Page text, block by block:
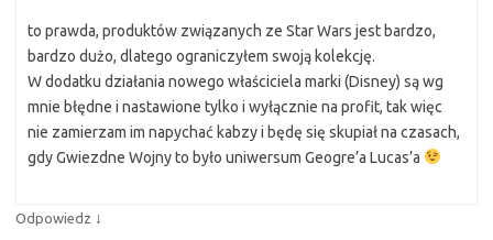
to prawda, produktów związanych ze Star Wars jest bardzo,
bardzo dużo, dlatego ograniczyłem swoją kolekcję.
W dodatku działania nowego właściciela marki (Disney) są wg
mnie błędne i nastawione tylko i wyłącznie na profit, tak więc
nie zamierzam im napychać kabzy i będę się skupiał na czasach,
gdy Gwiezdne Wojny to było uniwersum Geogre’a Lucas’a
Odpowiedz ↓